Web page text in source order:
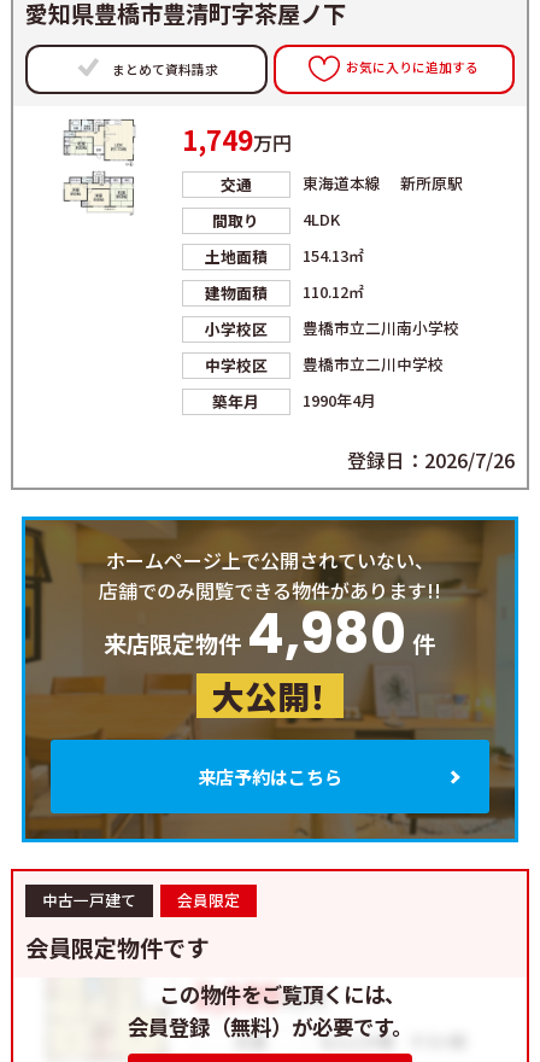
愛知県豊橋市豊清町字茶屋ノ下
まとめて資料請求 お気に入りに追加する
1,749万円
交通
東海道本線 新所原駅
間取り
4LDK
土地面積
154.13㎡
建物面積
110.12㎡
小学校区
豊橋市立二川南小学校
中学校区
豊橋市立二川中学校
築年月
1990年4月
登録日：2026/7/26
ホームページ上で公開されていない、
店舗でのみ閲覧できる物件があります!!
来店限定物件 4,980 件
大公開！
来店予約はこちら
中古一戸建て 会員限定
会員限定物件です
この物件をご覧頂くには、
会員登録（無料）が必要です。